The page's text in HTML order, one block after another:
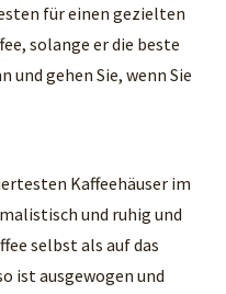
für einen gezielten
solange er die beste
und gehen Sie, wenn Sie
Kaffeehäuser im
und ruhig und
selbst als auf das
ist ausgewogen und